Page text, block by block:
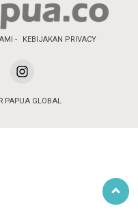
KEBIJAKAN PRIVACY
PAPUA GLOBAL